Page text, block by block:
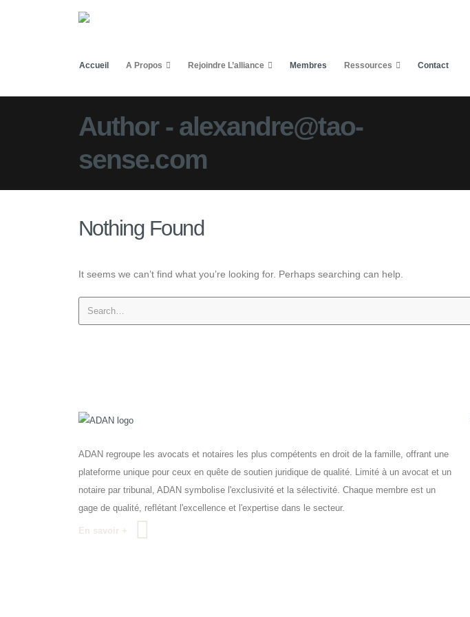
Accueil A Propos Rejoindre L’alliance Membres Ressources Contact
Author - alexandre@tao-
sense.com
Nothing Found
It seems we can’t find what you’re looking for. Perhaps searching can help.
ADAN regroupe les avocats et notaires les plus compétents en droit de la famille, offrant une
plateforme unique pour ceux en quête de soutien juridique de qualité. Limité à un avocat et un
notaire par tribunal, ADAN symbolise l'exclusivité et la sélectivité. Chaque membre est un
gage de qualité, reflétant l'excellence et l'expertise dans le secteur.
En savoir +